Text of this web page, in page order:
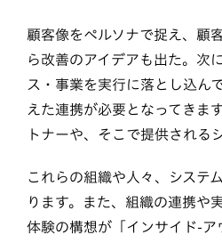
顧客像をペルソナで捉え、顧
ら改善のアイデアも出た。次
ス・事業を実行に落とし込ん
えた連携が必要となってきま
トナーや、そこで提供される
これらの組織や人々、システ
ります。また、組織の連携や
体験の構想が「インサイド-ア